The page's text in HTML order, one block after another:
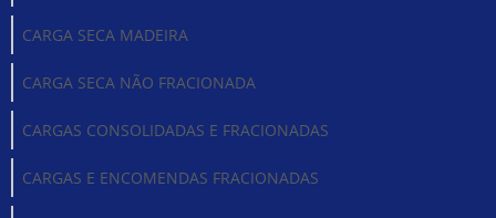
CARGA SECA MADEIRA
CARGA SECA NÃO FRACIONADA
CARGAS CONSOLIDADAS E FRACIONADAS
CARGAS E ENCOMENDAS FRACIONADAS